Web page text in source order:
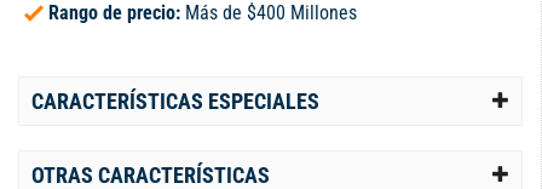
Rango de precio: Más de $400 Millones
CARACTERÍSTICAS ESPECIALES
OTRAS CARACTERÍSTICAS